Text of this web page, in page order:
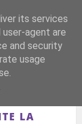
EL 10
LA
its services
user-agent are
and security
usage